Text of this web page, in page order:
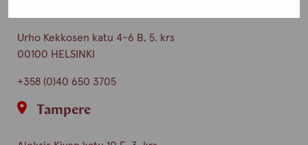
Urho Kekkosen katu 4-6 B, 5. krs
00100 HELSINKI
+358 (0)40 650 3705
Tampere